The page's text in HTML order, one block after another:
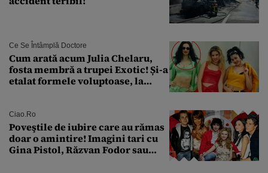
Ce Se Întâmplă Doctore
Cum arată acum Julia Chelaru,
fosta membră a trupei Exotic! Și-a
etalat formele voluptoase, la
Ciao.ro
Poveştile de iubire care au rămas
doar o amintire! Imagini tari cu
Gina Pistol, Răzvan Fodor sau